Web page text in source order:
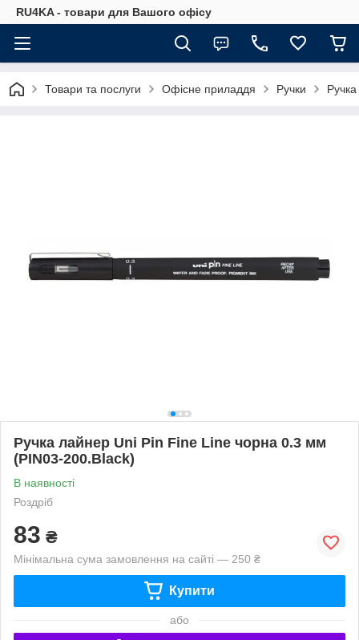
RU4KA - товари для Вашого офісу
Товари та послуги Офісне приладдя Ручки
Ручка лайнер Uni Pin Fine Linе чорна 0.3 мм
(PIN03-200.Black)
В наявності
Роздріб
83 ₴
Мінімальна сума замовлення на сайті — 250 ₴
Купити
або